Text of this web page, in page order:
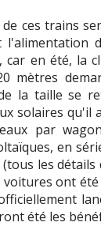
ces trains
car en été, la
mètres
la taille se
solaires qu'il
par
en
les
voitures ont
été les